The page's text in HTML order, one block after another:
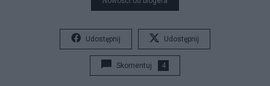
Udostępnij Udostępnij
Skomentuj 4